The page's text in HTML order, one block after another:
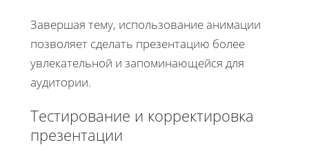
Завершая тему, использование анимации
позволяет сделать презентацию более
увлекательной и запоминающейся для
аудитории.
Тестирование и корректировка
презентации